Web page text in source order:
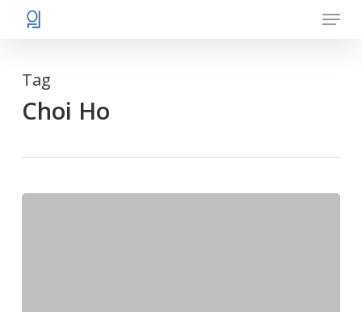
Skip
content
Menu
Tag
Choi Ho